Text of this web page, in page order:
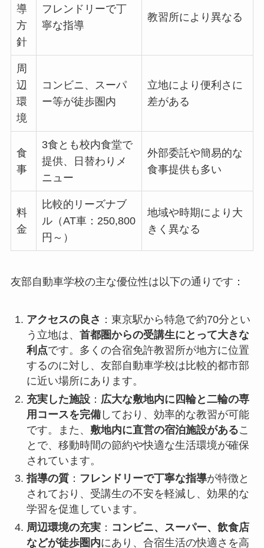
導
方
針
フレンドリーで丁
寧な指導
教習所により異なる
周
辺
環
境
コンビニ、スーパ
ー等が徒歩圏内
立地により便利さに
差がある
食
事
3食とも校内食堂で
提供、日替わりメ
ニュー
外部委託や簡易的な
食事提供も多い
料
金
比較的リーズナブ
ル（AT車：250,800
円～）
地域や時期により大
きく異なる
友部自動車学校の主な優位性は以下の通りです：
アクセスの良さ ：東京駅から特急で約70分とい
う立地は、 首都圏からの受講生にとって大きな
利点です。多くの合宿免許教習所が地方に位置
するのに対し、友部自動車学校は比較的都市部
に近い場所にあります。
充実した施設： 広大な敷地内に四輪と二輪の専
用コースを完備しており、効率的な教習が可能
です。また、 敷地内に直営の宿泊施設があるこ
とで、移動時間の節約や快適な生活環境が確保
されています。
指導の質： フレンドリーで丁寧な指導が特徴と
されており、受講生の不安を軽減し、効果的な
学習を促進しています。
周辺環境の充実： コンビニ、スーパー、飲食店
などが徒歩圏内にあり、合宿生活の快適さを高